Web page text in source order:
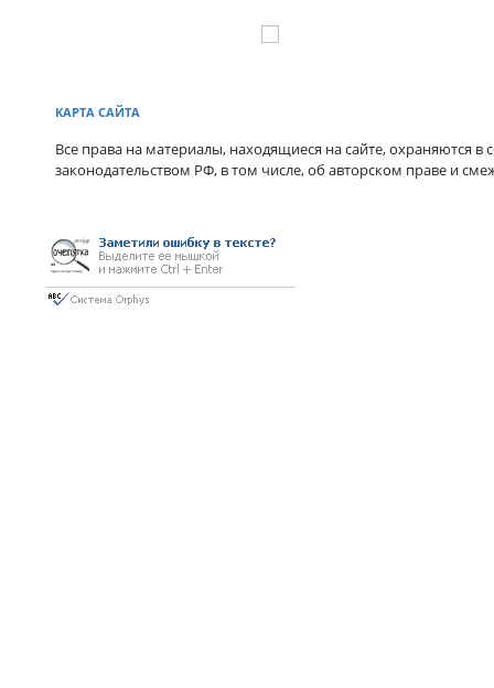
КАРТА САЙТА
Все права на материалы, находящиеся на сайте, охраняются в
законодательством РФ, в том числе, об авторском праве и